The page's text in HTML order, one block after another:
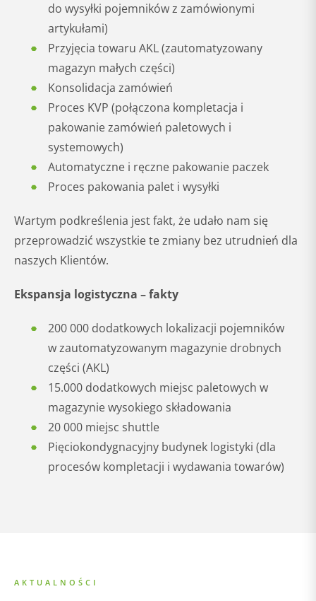
do wysyłki pojemników z zamówionymi
artykułami)
Przyjęcia towaru AKL (zautomatyzowany
magazyn małych części)
Konsolidacja zamówień
Proces KVP (połączona kompletacja i
pakowanie zamówień paletowych i
systemowych)
Automatyczne i ręczne pakowanie paczek
Proces pakowania palet i wysyłki
Wartym podkreślenia jest fakt, że udało nam się
przeprowadzić wszystkie te zmiany bez utrudnień dla
naszych Klientów.
Ekspansja logistyczna – fakty
200 000 dodatkowych lokalizacji pojemników
w zautomatyzowanym magazynie drobnych
części (AKL)
15.000 dodatkowych miejsc paletowych w
magazynie wysokiego składowania
20 000 miejsc shuttle
Pięciokondygnacyjny budynek logistyki (dla
procesów kompletacji i wydawania towarów)
AKTUALNOŚCI